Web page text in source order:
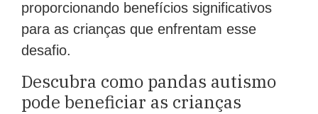
proporcionando benefícios significativos
para as crianças que enfrentam esse
desafio.
Descubra como pandas autismo
pode beneficiar as crianças